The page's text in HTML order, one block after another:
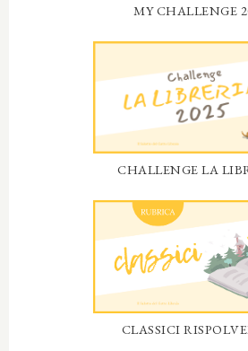
MY CHALLENGE
CHALLENGE LA
CLASSICI